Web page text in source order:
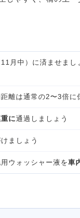
月中）に済ませまし
離は通常の2〜3倍に
に通過しましょう
ましょう
ウォッシャー液を車